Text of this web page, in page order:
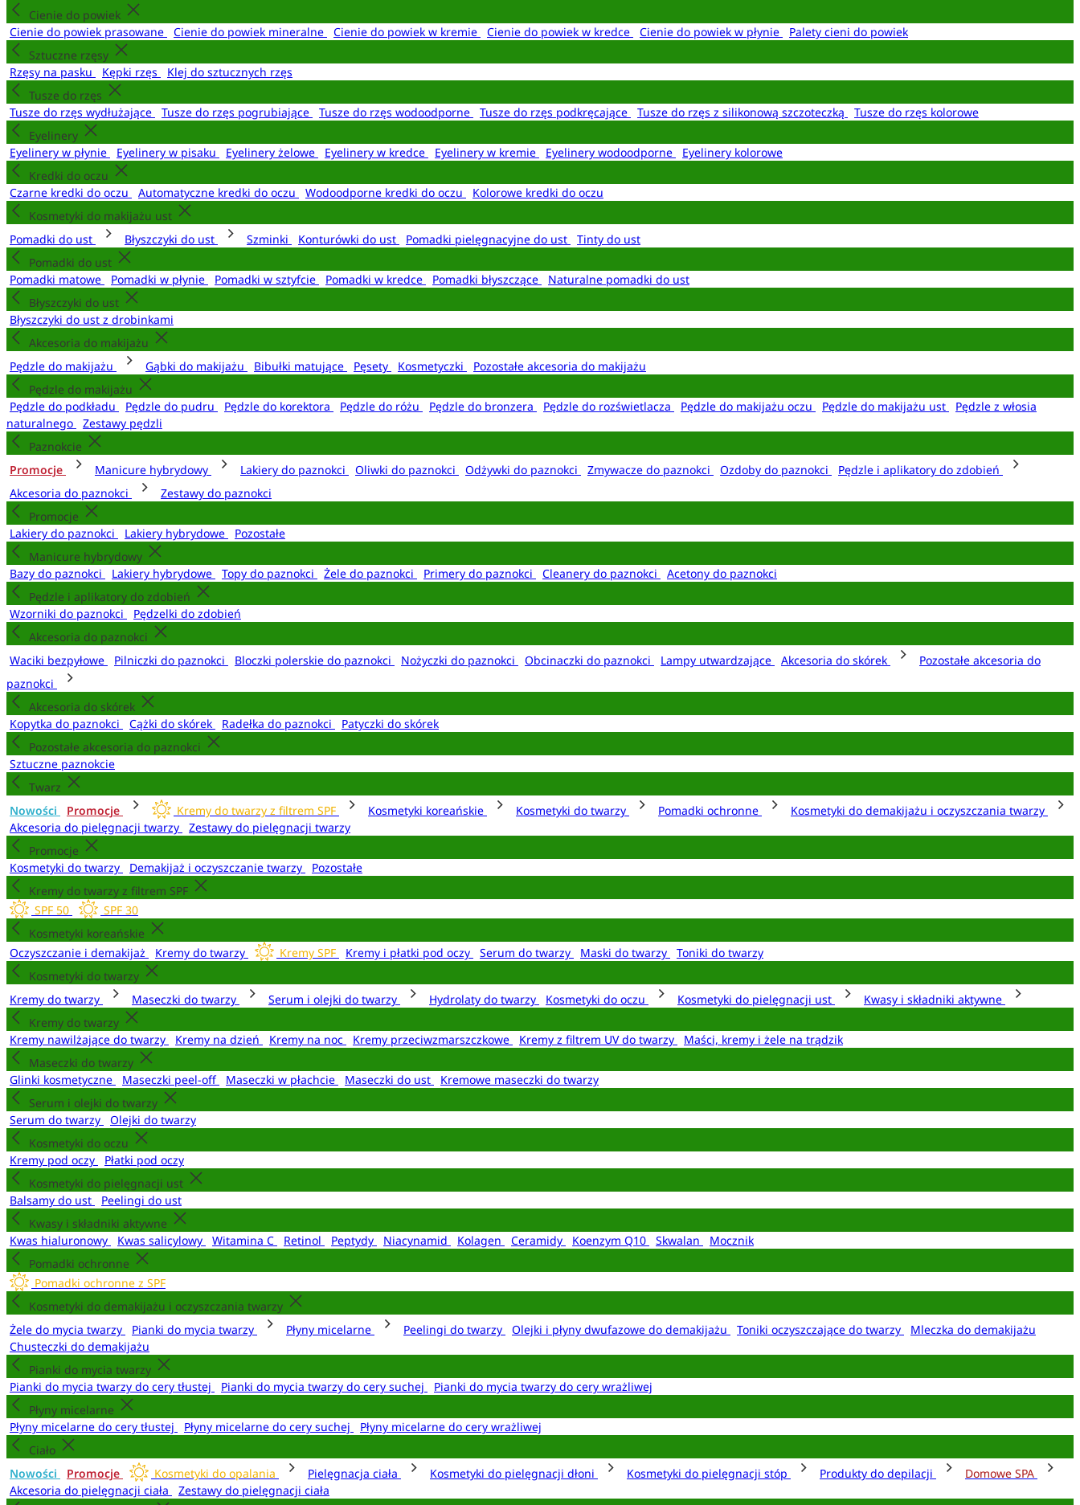
Cienie do powiek
Cienie do powiek prasowane
Cienie do powiek mineralne Cienie do powiek w kremie Cienie do powiek w kredce Cienie do powiek w płynie
Palety cieni do powiek
Sztuczne rzęsy
Rzęsy na pasku
Kępki rzęs
Klej do sztucznych rzęs
Tusze do rzęs
Tusze do rzęs wydłużające
Tusze do rzęs pogrubiające Tusze do rzęs wodoodporne Tusze do rzęs podkręcające Tusze do rzęs z silikonową szczoteczką
Tusze do rzęs kolorowe
Eyelinery
Eyelinery w płynie
Eyelinery w pisaku Eyelinery żelowe Eyelinery w kredce Eyelinery w kremie Eyelinery wodoodporne
Eyelinery kolorowe
Kredki do oczu
Czarne kredki do oczu
Automatyczne kredki do oczu Wodoodporne kredki do oczu
Kolorowe kredki do oczu
Kosmetyki do makijażu ust
Pomadki do ust
Błyszczyki do ust Szminki Konturówki do ust Pomadki pielęgnacyjne do ust
Tinty do ust
Pomadki do ust
Pomadki matowe
Pomadki w płynie Pomadki w sztyfcie Pomadki w kredce Pomadki błyszczące
Naturalne pomadki do ust
Błyszczyki do ust
Błyszczyki do ust z drobinkami
Akcesoria do makijażu
Pędzle do makijażu
Gąbki do makijażu Bibułki matujące Pęsety Kosmetyczki
Pozostałe akcesoria do makijażu
Pędzle do makijażu
Pędzle do podkładu
Pędzle do pudru Pędzle do korektora Pędzle do różu Pędzle do bronzera Pędzle do rozświetlacza Pędzle do makijażu oczu Pędzle do makijażu ust
Pędzle z włosia
naturalnego
Zestawy pędzli
Paznokcie
Promocje
Manicure hybrydowy Lakiery do paznokci Oliwki do paznokci Odżywki do paznokci Zmywacze do paznokci Ozdoby do paznokci
Pędzle i aplikatory do zdobień
Akcesoria do paznokci
Zestawy do paznokci
Promocje
Lakiery do paznokci
Lakiery hybrydowe
Pozostałe
Manicure hybrydowy
Bazy do paznokci
Lakiery hybrydowe Topy do paznokci Żele do paznokci Primery do paznokci Cleanery do paznokci
Acetony do paznokci
Pędzle i aplikatory do zdobień
Wzorniki do paznokci
Pędzelki do zdobień
Akcesoria do paznokci
Waciki bezpyłowe
Pilniczki do paznokci Bloczki polerskie do paznokci Nożyczki do paznokci Obcinaczki do paznokci Lampy utwardzające Akcesoria do skórek
Pozostałe akcesoria do
paznokci
Akcesoria do skórek
Kopytka do paznokci
Cążki do skórek Radełka do paznokci
Patyczki do skórek
Pozostałe akcesoria do paznokci
Sztuczne paznokcie
Twarz
Nowości
Promocje Kremy do twarzy z filtrem SPF Kosmetyki koreańskie Kosmetyki do twarzy Pomadki ochronne
Kosmetyki do demakijażu i oczyszczania twarzy
Akcesoria do pielęgnacji twarzy
Zestawy do pielęgnacji twarzy
Promocje
Kosmetyki do twarzy
Demakijaż i oczyszczanie twarzy
Pozostałe
Kremy do twarzy z filtrem SPF
SPF 50
SPF 30
Kosmetyki koreańskie
Oczyszczanie i demakijaż
Kremy do twarzy Kremy SPF Kremy i płatki pod oczy Serum do twarzy Maski do twarzy
Toniki do twarzy
Kosmetyki do twarzy
Kremy do twarzy
Maseczki do twarzy Serum i olejki do twarzy Hydrolaty do twarzy Kosmetyki do oczu Kosmetyki do pielęgnacji ust
Kwasy i składniki aktywne
Kremy do twarzy
Kremy nawilżające do twarzy
Kremy na dzień Kremy na noc Kremy przeciwzmarszczkowe Kremy z filtrem UV do twarzy
Maści, kremy i żele na trądzik
Maseczki do twarzy
Glinki kosmetyczne
Maseczki peel-off Maseczki w płachcie Maseczki do ust
Kremowe maseczki do twarzy
Serum i olejki do twarzy
Serum do twarzy
Olejki do twarzy
Kosmetyki do oczu
Kremy pod oczy
Płatki pod oczy
Kosmetyki do pielęgnacji ust
Balsamy do ust
Peelingi do ust
Kwasy i składniki aktywne
Kwas hialuronowy
Kwas salicylowy Witamina C Retinol Peptydy Niacynamid Kolagen Ceramidy Koenzym Q10 Skwalan
Mocznik
Pomadki ochronne
Pomadki ochronne z SPF
Kosmetyki do demakijażu i oczyszczania twarzy
Żele do mycia twarzy
Pianki do mycia twarzy Płyny micelarne Peelingi do twarzy Olejki i płyny dwufazowe do demakijażu Toniki oczyszczające do twarzy
Mleczka do demakijażu
Chusteczki do demakijażu
Pianki do mycia twarzy
Pianki do mycia twarzy do cery tłustej
Pianki do mycia twarzy do cery suchej
Pianki do mycia twarzy do cery wrażliwej
Płyny micelarne
Płyny micelarne do cery tłustej
Płyny micelarne do cery suchej
Płyny micelarne do cery wrażliwej
Ciało
Nowości
Promocje Kosmetyki do opalania Pielęgnacja ciała Kosmetyki do pielęgnacji dłoni Kosmetyki do pielęgnacji stóp Produkty do depilacji
Domowe SPA
Akcesoria do pielęgnacji ciała
Zestawy do pielęgnacji ciała